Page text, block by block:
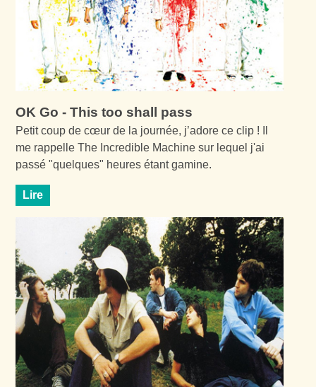
OK Go - This too shall pass
Petit coup de cœur de la journée, j’adore ce clip ! Il
me rappelle The Incredible Machine sur lequel j'ai
passé "quelques" heures étant gamine.
Lire